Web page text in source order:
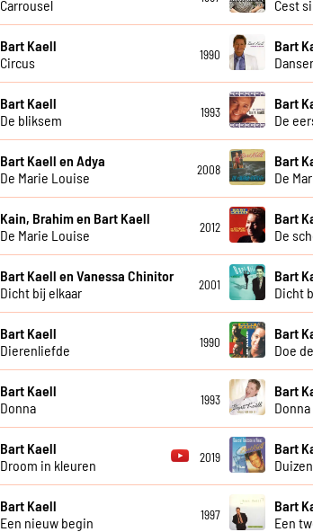
Carrousel
Cest
Bart Kaell
Circus
1990
Bart
Bart Kaell
De bliksem
1993
Bart
De
Bart Kaell en Adya
De Marie Louise
2008
Bart
De
Kain, Brahim en Bart Kaell
De Marie Louise
2012
Bart
De
Bart Kaell en Vanessa Chinitor
Dicht bij elkaar
2001
Bart
Dicht
Bart Kaell
Dierenliefde
1990
Bart
Doe
Bart Kaell
Donna
1993
Bart
Bart Kaell
Droom in kleuren
2019
Bart
Bart Kaell
Een nieuw begin
1997
Bart
Een